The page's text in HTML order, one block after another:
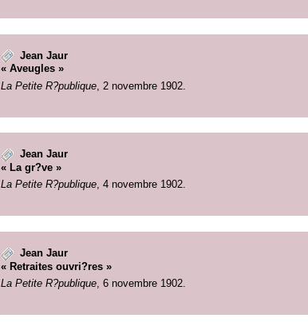
Jean Jaur
« Aveugles »
La Petite R?publique, 2 novembre 1902.
Jean Jaur
« La gr?ve »
La Petite R?publique, 4 novembre 1902.
Jean Jaur
« Retraites ouvri?res »
La Petite R?publique, 6 novembre 1902.